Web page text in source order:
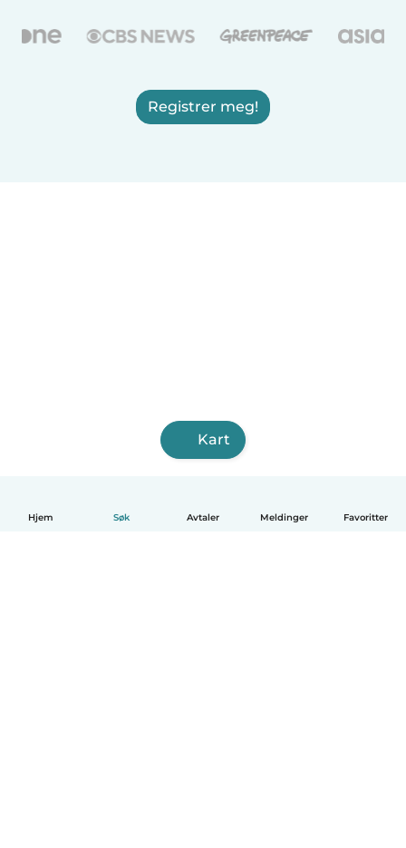
Hjem Søk Avtaler Meldinger Favoritter
Registrer meg!
Kart